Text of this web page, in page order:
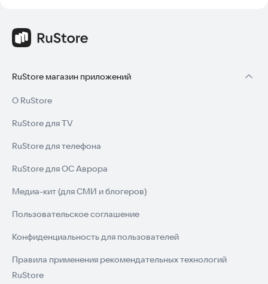
RuStore магазин приложений
О RuStore
RuStore для TV
RuStore для телефона
RuStore для ОС Аврора
Медиа-кит (для СМИ и блогеров)
Пользовательское соглашение
Конфиденциальность для пользователей
Правила применения рекомендательных технологий
RuStore